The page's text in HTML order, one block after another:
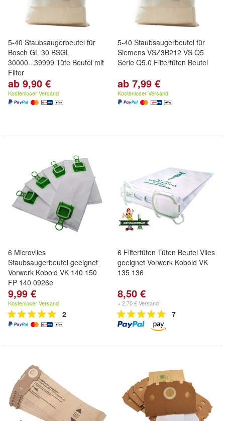
5-40 Staubsaugerbeutel für
Bosch GL 30 BSGL
30000...39999 Tüte Beutel mit
Filter
ab 9,90 €
Kostenloser Versand
5-40 Staubsaugerbeutel für
Siemens VSZ3B212 VS Q5
Serie Q5.0 Filtertüten Beutel
ab 7,99 €
Kostenloser Versand
6 Microvlies
Staubsaugerbeutel geeignet
Vorwerk Kobold VK 140 150
FP 140 0926e
9,99 €
Kostenloser Versand
2
6 Filtertüten Tüten Beutel Vlies
geeignet Vorwerk Kobold VK
135 136
8,50 €
+ 2,70 € Versand
7